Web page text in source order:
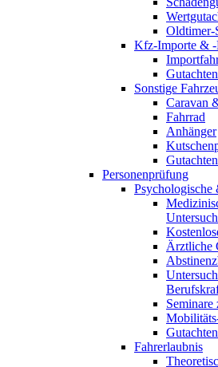
Oldtimer-
Kfz-Importe & -
Sonstige
Caravan
Fahrrad
Anhänger
Personenprüfung
Psychologische
Ärztliche
Seminare
Fahrerlaubnis